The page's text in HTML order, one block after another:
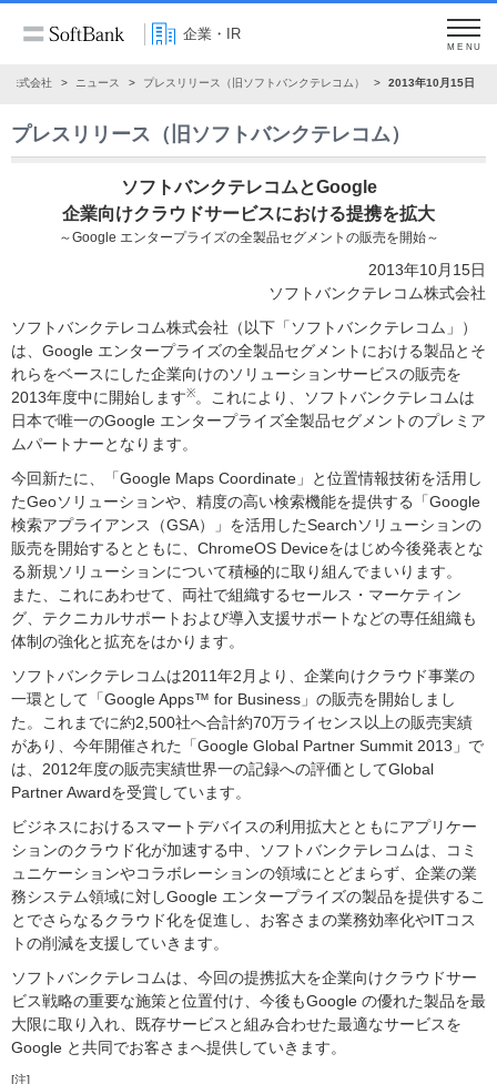
企業・IR
MENU
株式会社 ニュース プレスリリース（旧ソフトバンクテレコム） 2013年10月15日
プレスリリース（旧ソフトバンクテレコム）
ソフトバンクテレコムとGoogle
企業向けクラウドサービスにおける提携を拡大
～Google エンタープライズの全製品セグメントの販売を開始～
2013年10月15日
ソフトバンクテレコム株式会社
ソフトバンクテレコム株式会社（以下「ソフトバンクテレコム」）
は、Google エンタープライズの全製品セグメントにおける製品とそ
れらをベースにした企業向けのソリューションサービスの販売を
2013年度中に開始します※。これにより、ソフトバンクテレコムは
日本で唯一のGoogle エンタープライズ全製品セグメントのプレミア
ムパートナーとなります。
今回新たに、「Google Maps Coordinate」と位置情報技術を活用し
たGeoソリューションや、精度の高い検索機能を提供する「Google
検索アプライアンス（GSA）」を活用したSearchソリューションの
販売を開始するとともに、ChromeOS Deviceをはじめ今後発表とな
る新規ソリューションについて積極的に取り組んでまいります。
また、これにあわせて、両社で組織するセールス・マーケティン
グ、テクニカルサポートおよび導入支援サポートなどの専任組織も
体制の強化と拡充をはかります。
ソフトバンクテレコムは2011年2月より、企業向けクラウド事業の
一環として「Google Apps™ for Business」の販売を開始しまし
た。これまでに約2,500社へ合計約70万ライセンス以上の販売実績
があり、今年開催された「Google Global Partner Summit 2013」で
は、2012年度の販売実績世界一の記録への評価としてGlobal
Partner Awardを受賞しています。
ビジネスにおけるスマートデバイスの利用拡大とともにアプリケー
ションのクラウド化が加速する中、ソフトバンクテレコムは、コミ
ュニケーションやコラボレーションの領域にとどまらず、企業の業
務システム領域に対しGoogle エンタープライズの製品を提供するこ
とでさらなるクラウド化を促進し、お客さまの業務効率化やITコス
トの削減を支援していきます。
ソフトバンクテレコムは、今回の提携拡大を企業向けクラウドサー
ビス戦略の重要な施策と位置付け、今後もGoogle の優れた製品を最
大限に取り入れ、既存サービスと組み合わせた最適なサービスを
Google と共同でお客さまへ提供していきます。
[注]